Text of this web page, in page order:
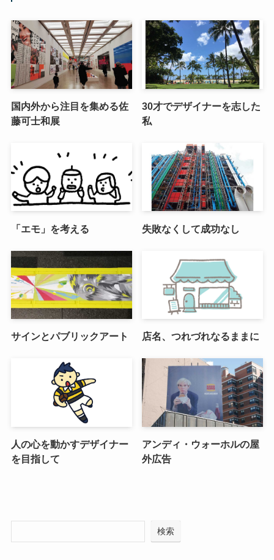
国内外から注目を集める佐
藤可士和展
30才でデザイナーを志した
私
「エモ」を考える 失敗なくして成功なし
サインとパブリックアート 店名、つれづれなるままに
人の心を動かすデザイナー
を目指して
アンディ・ウォーホルの屋
外広告
検索